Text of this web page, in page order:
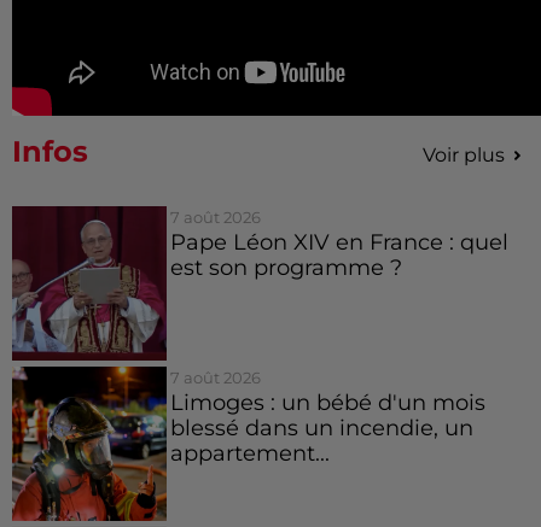
Infos Voir plus
7 août 2026
Pape Léon XIV en France : quel
est son programme ?
7 août 2026
Limoges : un bébé d'un mois
blessé dans un incendie, un
appartement...